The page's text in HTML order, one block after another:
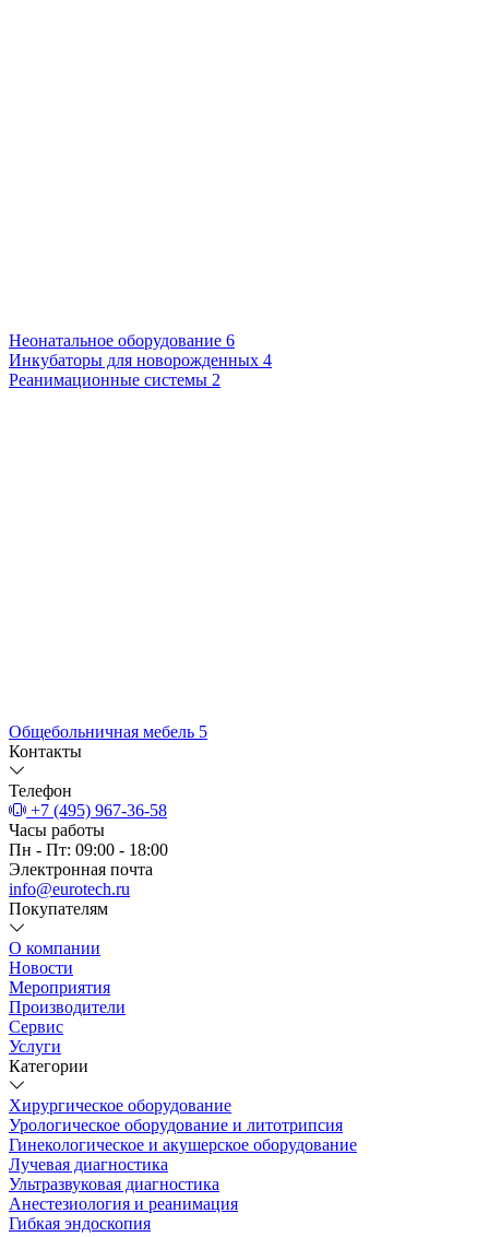
Неонатальное оборудование 6
Инкубаторы для новорожденных 4
Реанимационные системы 2
Общебольничная мебель 5
Контакты
Телефон
+7 (495) 967-36-58
Часы работы
Пн - Пт: 09:00 - 18:00
Электронная почта
info@eurotech.ru
Покупателям
О компании
Новости
Мероприятия
Производители
Сервис
Услуги
Категории
Хирургическое оборудование
Урологическое оборудование и литотрипсия
Гинекологическое и акушерское оборудование
Лучевая диагностика
Ультразвуковая диагностика
Анестезиология и реанимация
Гибкая эндоскопия